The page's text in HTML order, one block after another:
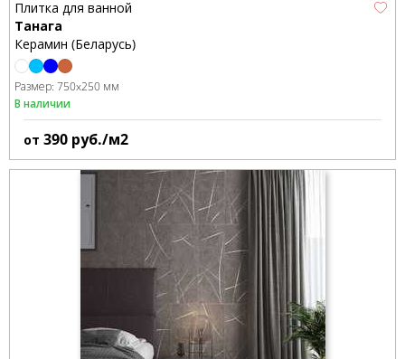
Плитка для ванной
Танага
Керамин (Беларусь)
Размер: 750x250 мм
В наличии
от 390 руб./м2